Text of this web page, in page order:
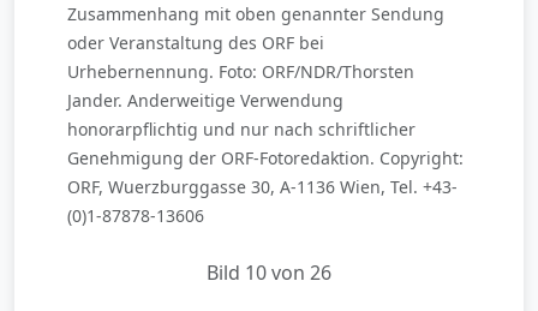
Zusammenhang mit oben genannter Sendung
oder Veranstaltung des ORF bei
Urhebernennung. Foto: ORF/NDR/Thorsten
Jander. Anderweitige Verwendung
honorarpflichtig und nur nach schriftlicher
Genehmigung der ORF-Fotoredaktion. Copyright:
ORF, Wuerzburggasse 30, A-1136 Wien, Tel. +43-
(0)1-87878-13606
Bild 10 von 26